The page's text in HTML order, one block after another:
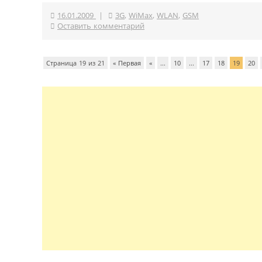
16.01.2009 | 3G, WiMax, WLAN, GSM
Оставить комментарий
Страница 19 из 21 « Первая « ... 10 ... 17 18 19 20